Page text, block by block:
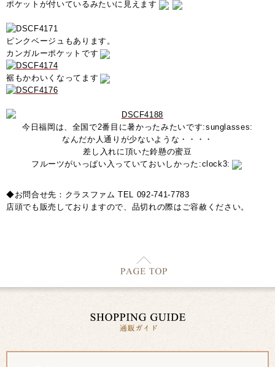
ポケットが付いているみたいに見えます
ピンクベージュもあります。
カンガルーポケットです
裾もかわいくなってます
今日福岡は、全国で2番目に暑かったみたいです:sunglasses:
なんだか人通りが少ないような・・・・
差し入れに頂いた鈴懸の蜜豆
フルーツがいっぱい入っていておいしかった:clock3:
◆お問合せ先：クラスファム TEL 092-741-7783
店頭でも販売しておりますので、品切れの際はご容赦ください。